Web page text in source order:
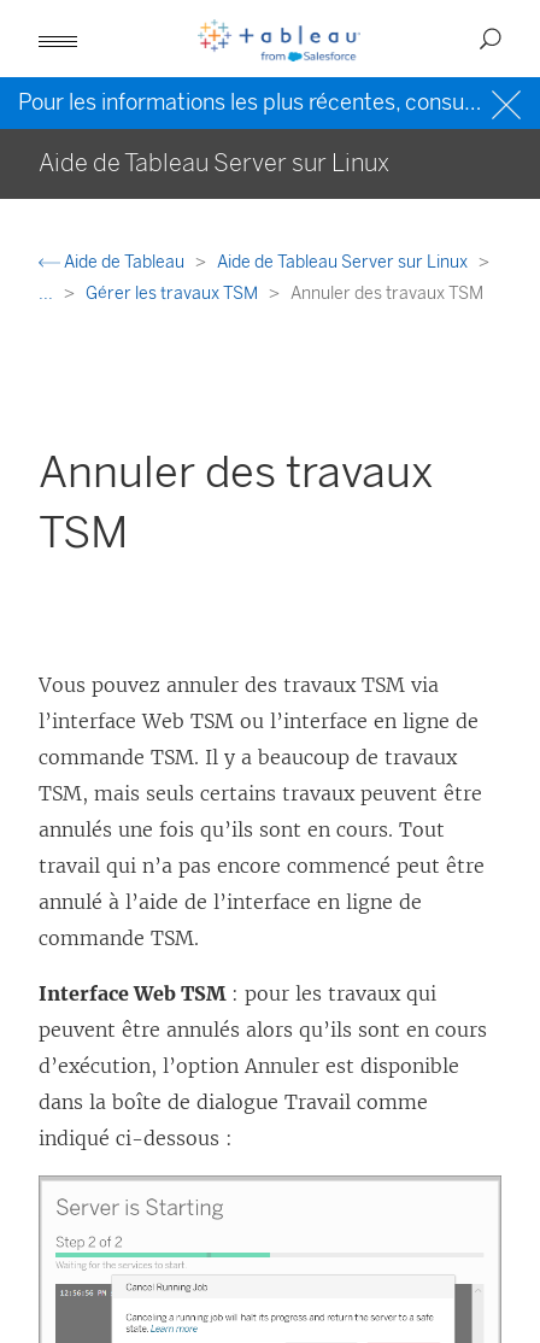
Pour les informations les plus récentes, consultez l’
Aide de Tableau Server sur Linux
Aide de Tableau
Aide de Tableau Server sur Linux
...
Gérer les travaux TSM Annuler des travaux TSM
Annuler des travaux
TSM
Vous pouvez annuler des travaux TSM via
l’interface Web TSM ou l’interface en ligne de
commande TSM. Il y a beaucoup de travaux
TSM, mais seuls certains travaux peuvent être
annulés une fois qu’ils sont en cours. Tout
travail qui n’a pas encore commencé peut être
annulé à l’aide de l’interface en ligne de
commande TSM.
Interface Web TSM : pour les travaux qui
peuvent être annulés alors qu’ils sont en cours
d’exécution, l’option Annuler est disponible
dans la boîte de dialogue Travail comme
indiqué ci-dessous :